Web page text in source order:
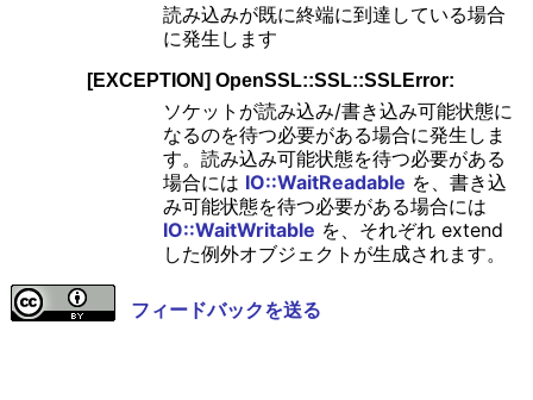
読み込みが既に終端に到達している場合
に発生します
[EXCEPTION] OpenSSL::SSL::SSLError:
ソケットが読み込み/書き込み可能状態に
なるのを待つ必要がある場合に発生しま
す。読み込み可能状態を待つ必要がある
場合には IO::WaitReadable を、書き込
み可能状態を待つ必要がある場合には
IO::WaitWritable を、それぞれ extend
した例外オブジェクトが生成されます。
フィードバックを送る